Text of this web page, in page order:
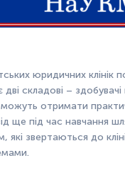
юридичних клінік
складові –
отримати
ще під час навчання
які звертаються до